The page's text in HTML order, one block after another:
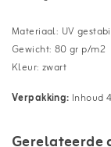
Materiaal: UV
Gewicht: 80 gr p/m2
Kleur: zwart
Verpakking: Inhoud